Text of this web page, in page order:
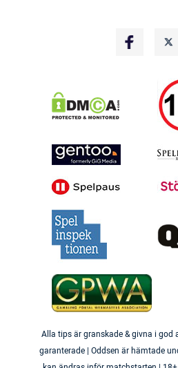
Alla tips är granskade & givna i god
garanterade | Oddsen är hämtade